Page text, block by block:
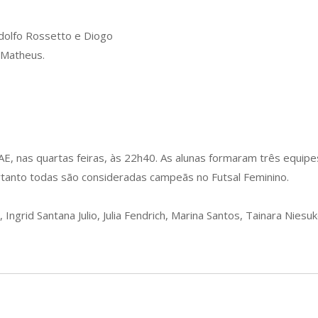
Rossetto e Diogo
nas quartas feiras, às 22h40. As alunas formaram três
todas são consideradas campeãs no Futsal Feminino.
Santana Julio, Julia Fendrich, Marina Santos, Tainara